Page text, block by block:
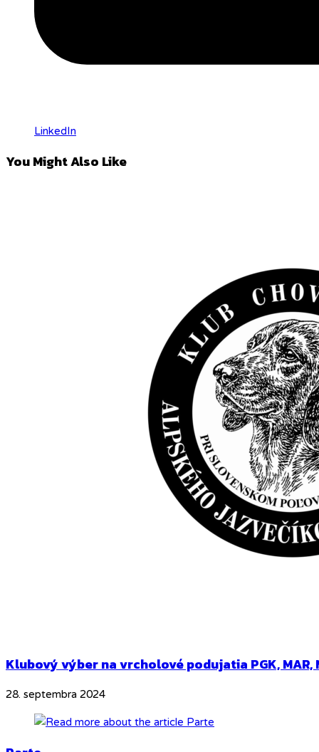
LinkedIn
You Might Also Like
Klubový výber na vrcholové podujatia PGK, MAR,
28. septembra 2024